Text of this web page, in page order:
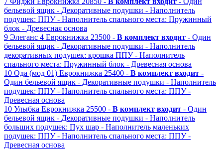
бельевой ящик - Декоративные подушки - Наполнитель
подушек: ППУ - Наполнитель спального места: Пружинный
блок - Древесная основа
9 Элеганс 4 Еврокнижка 23500 - В комплект входит - Один
бельевой ящик - Декоративные подушки - Наполнитель
декоративных подушек: крошка ППУ - Наполнитель
спального места: Пружинный блок - Древесная основа
10 Ода (мод 01) Еврокнижка 25400 - В комплект входит -
Один бельевой ящик - Декоративные подушки - Наполнитель
подушек: ППУ - Наполнитель спального места: ППУ -
Древесная основа
10 Улыбка Еврокнижка 25500 - В комплект входит - Один
бельевой ящик - Декоративные подушки - Наполнитель
больших подушек: Пух шар - Наполнитель маленьких
подушек: ППУ - Наполнитель спального места: ППУ -
Древесная основа